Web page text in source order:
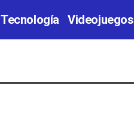
Tecnología Videojuegos